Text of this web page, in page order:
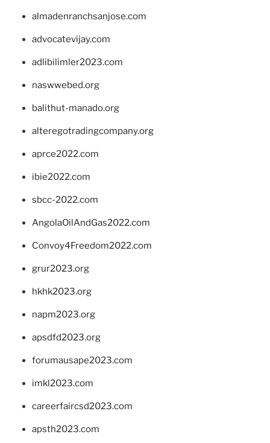
almadenranchsanjose.com
advocatevijay.com
adlibilimler2023.com
naswwebed.org
balithut-manado.org
alteregotradingcompany.org
aprce2022.com
ibie2022.com
sbcc-2022.com
AngolaOilAndGas2022.com
Convoy4Freedom2022.com
grur2023.org
hkhk2023.org
napm2023.org
apsdfd2023.org
forumausape2023.com
imkl2023.com
careerfaircsd2023.com
apsth2023.com